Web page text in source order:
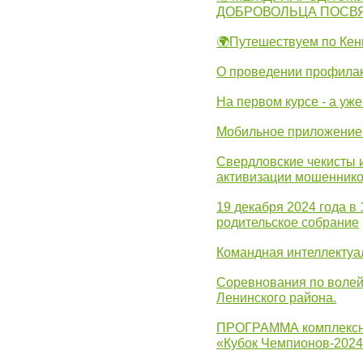
ДОБРОВОЛЬЦА
🌍Путешествуем по
О проведении
На первом курсе - а
Мобильное
Свердловские
активизации
19 декабря 2024 года
родительское собрание
Командная
Соревнования по
Ленинского района.
ПРОГРАММА
«Кубок Чемпионов-